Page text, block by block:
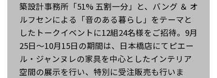
築設計事務所「51% 五割一分」と、バング ＆ オ
ルフセンによる「音のある暮らし」をテーマと
したトークイベントに12組24名様をご招待。9月
25日～10月15日の期間は、日本橋店にてピエー
ル・ジャンヌレの家具を中心としたインテリア
空間の展示を行い、特別に受注販売も行いま